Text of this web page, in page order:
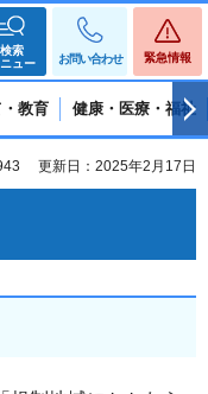
検索
ニュー
お問い合わせ 緊急情報
教育 健康・医療・福祉
更新日：2025年2月17日